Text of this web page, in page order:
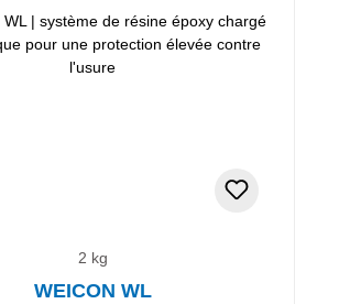
2 kg
WEICON WL